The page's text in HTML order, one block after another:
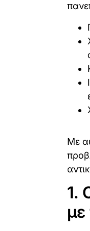
Με
1.